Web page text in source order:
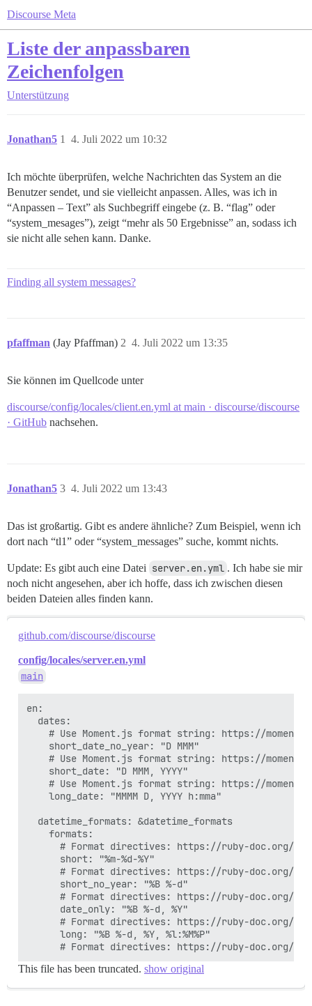
Discourse Meta
Liste der anpassbaren
Zeichenfolgen
Unterstützung
Jonathan5 4. Juli 2022 um 10:32
1
Ich möchte überprüfen, welche Nachrichten das System an die
Benutzer sendet, und sie vielleicht anpassen. Alles, was ich in
“Anpassen – Text” als Suchbegriff eingebe (z. B. “flag” oder
“system_mesages”), zeigt “mehr als 50 Ergebnisse” an, sodass ich
sie nicht alle sehen kann. Danke.
Finding all system messages?
pfaffman (Jay Pfaffman) 4. Juli 2022 um 13:35
2
Sie können im Quellcode unter
discourse/config/locales/client.en.yml at main · discourse/discourse
· GitHub nachsehen.
Jonathan5 4. Juli 2022 um 13:43
3
Das ist großartig. Gibt es andere ähnliche? Zum Beispiel, wenn ich
dort nach “tl1” oder “system_messages” suche, kommt nichts.
Update: Es gibt auch eine Datei server.en.yml . Ich habe sie mir
noch nicht angesehen, aber ich hoffe, dass ich zwischen diesen
beiden Dateien alles finden kann.
github.com/discourse/discourse
config/locales/server.en.yml
main
en:
  dates:
# Use Moment.js format string: https://
    short_date_no_year: "D MMM"
# Use Moment.js format string: https://
    short_date: "D MMM, YYYY"
# Use Moment.js format string: https://
    long_date: "MMMM D, YYYY h:mma"
  datetime_formats: &datetime_formats
    formats:
# Format directives: https://ruby-doc.org/
      short: "%m-%d-%Y"
# Format directives: https://ruby-doc.org/
      short_no_year: "%B %-d"
# Format directives: https://ruby-doc.org/
      date_only: "%B %-d, %Y"
# Format directives: https://ruby-doc.org/
      long: "%B %-d, %Y, %l:%M%P"
This file has been truncated. show original